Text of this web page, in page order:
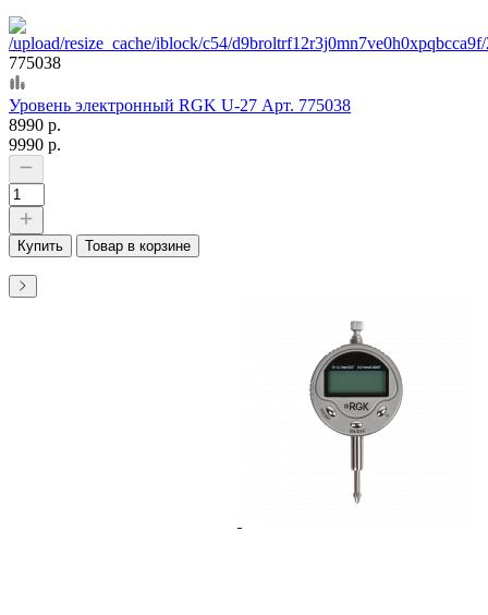
775038
Уровень электронный RGK U-27 Арт. 775038
8990 р.
9990 р.
Купить Товар в корзине